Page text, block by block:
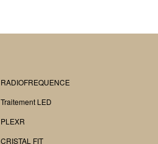
RADIOFREQUENCE
Traitement LED
PLEXR
CRISTAL FIT